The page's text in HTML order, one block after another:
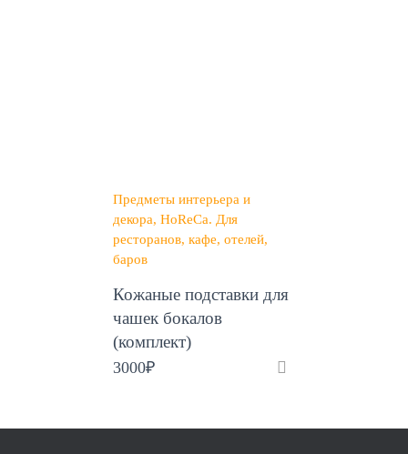
Предметы интерьера и
декора HoReCa. Для
ресторанов, кафе, отелей,
баров
Кожаные подставки для
чашек бокалов
(комплект)
3000₽